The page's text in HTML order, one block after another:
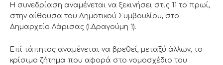
Η συνεδρίαση αναμένεται να ξεκινήσει στις 11 το πρωί,
στην αίθουσα του Δημοτικού Συμβουλίου, στο
Δημαρχείο Λάρισας (Ι.Δραγούμη 1).
Επί τάπητος αναμένεται να βρεθεί, μεταξύ άλλων, το
κρίσιμο ζήτημα που αφορά στο νομοσχέδιο του